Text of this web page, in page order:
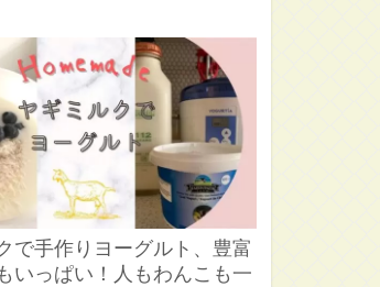
で手作りヨーグルト、豊富
いっぱい！人もわんこも一